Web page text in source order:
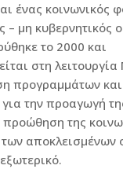
ένας κοινωνικός
– μη κυβερνητικός
το 2000 και
στη
προγραμμάτων και
την προαγωγή
προώθηση της
αποκλεισμένων